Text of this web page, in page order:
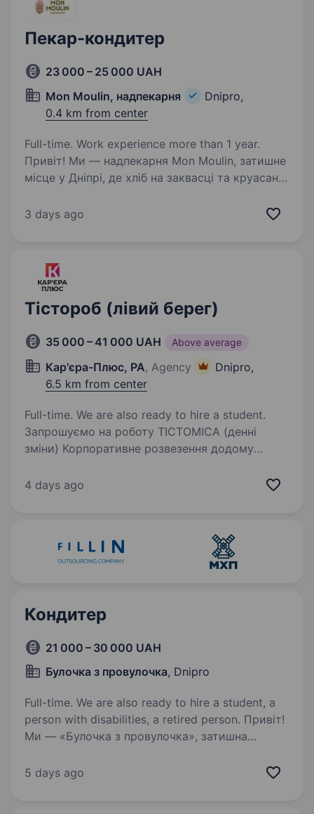
Пекар-кондитер
23 000 – 25 000 UAH
Mon Moulin, надпекарня
Dnipro,
0.4 km from center
Full-time. Work experience more than 1 year.
Привіт! Ми — надпекарня Mon Moulin, затишне
місце у Дніпрі, де хліб на заквасці та круасани
кожного гостя. Якщо ти цінуєш натуральність,
3 days ago
Тістороб (лівий берег)
35 000 – 41 000 UAH Above average
Кар'єра-Плюс, РА, Agency
Dnipro,
6.5 km from center
Full-time. We are also ready to hire a student.
Запрошуємо на роботу ТІСТОМІСА (денні
зміни) Корпоративне розвезення додому
Обов’язки: Робота з промисловим тістомісом
4 days ago
Кондитер
21 000 – 30 000 UAH
Булочка з провулочка, Dnipro
Full-time. We are also ready to hire a student, a
person with disabilities, a retired person. Привіт!
Ми — «Булочка з провулочка», затишна
свіжою випічкою і теплом домашньої кухні.
5 days ago